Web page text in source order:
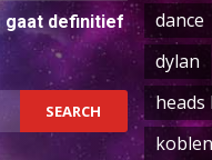
gaat definitief
dance
dylan
heads